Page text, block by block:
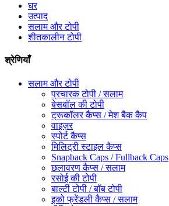
घर
उत्पाद
सलाम और टोपी
शीतकालीन टोपी
श्रेणियाँ
सलाम और टोपी
प्रचारक टोपी / सलाम
बेसबॉल की टोपी
ट्रूकॉलर कैप्स / मेश बैक कैप
वाइज़र
स्पोर्ट कैप्स
मिलिट्री स्टाइल कैप्स
Snapback Caps / Fullback Caps
छलावरण कैप्स / सलाम
रसोई की टोपी
बाल्टी टोपी / बॉब टोपी
इको फ्रेंडली कैप्स / सलाम